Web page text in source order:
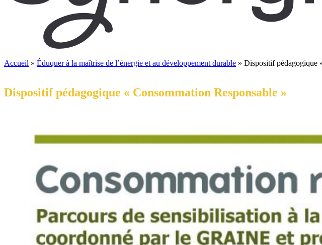
Accueil » Éduquer à la maîtrise de l’énergie et au développement durable » Dispositif pédagogique
Dispositif pédagogique « Consommation Responsable »